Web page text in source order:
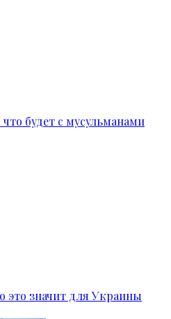
будет с мусульманами
это значит для Украины